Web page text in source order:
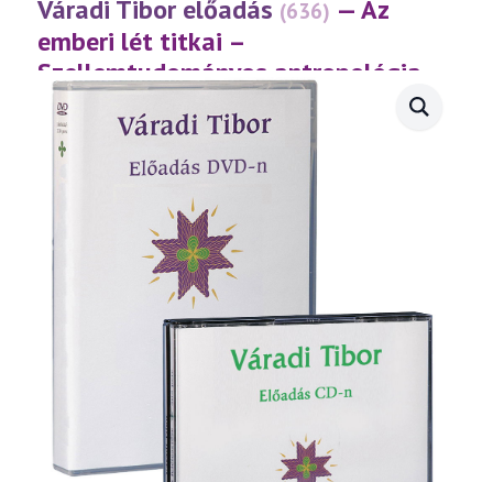
Váradi Tibor előadás (636) — Az
emberi lét titkai –
Szellemtudományos antropológia
(2013.04.26.)